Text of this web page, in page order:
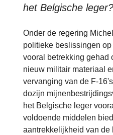
het Belgische leger?
Onder de regering
politieke beslissingen
vooral betrekking gehad
nieuw militair materiaal
vervanging van de F-
dozijn
het Belgische leger
voldoende middelen
aantrekkelijkheid van de